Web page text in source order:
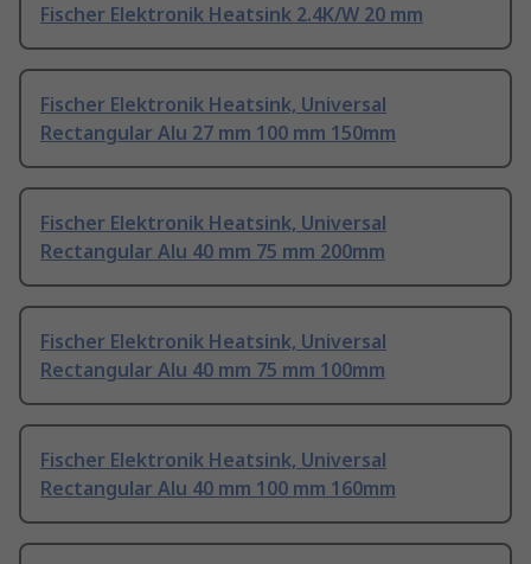
Fischer Elektronik Heatsink 2.4K/W 20 mm
Fischer Elektronik Heatsink, Universal
Rectangular Alu 27 mm 100 mm 150mm
Fischer Elektronik Heatsink, Universal
Rectangular Alu 40 mm 75 mm 200mm
Fischer Elektronik Heatsink, Universal
Rectangular Alu 40 mm 75 mm 100mm
Fischer Elektronik Heatsink, Universal
Rectangular Alu 40 mm 100 mm 160mm